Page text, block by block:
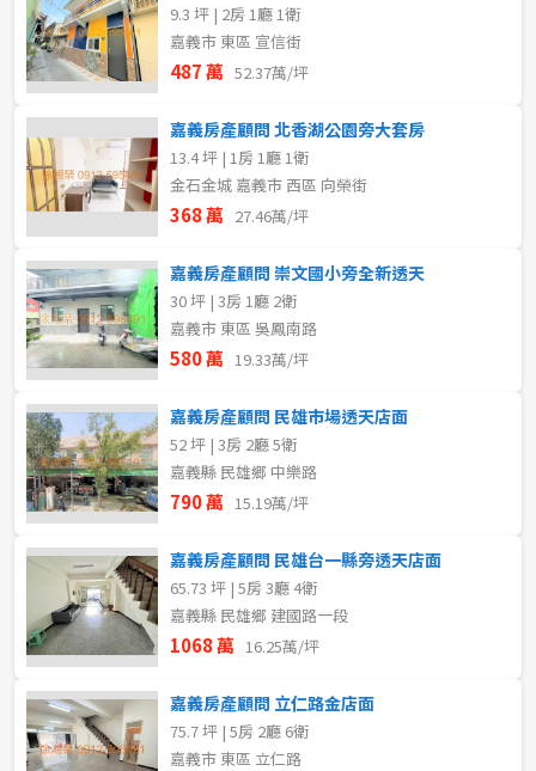
9.3 坪 | 2房 1廳 1衛
嘉義市 東區 宣信街
487 萬 52.37萬/坪
嘉義房產顧問 北香湖公園旁大套房
13.4 坪 | 1房 1廳 1衛
金石金城 嘉義市 西區 向榮街
368 萬 27.46萬/坪
嘉義房產顧問 崇文國小旁全新透天
30 坪 | 3房 1廳 2衛
嘉義市 東區 吳鳳南路
580 萬 19.33萬/坪
嘉義房產顧問 民雄市場透天店面
52 坪 | 3房 2廳 5衛
嘉義縣 民雄鄉 中樂路
790 萬 15.19萬/坪
嘉義房產顧問 民雄台一縣旁透天店面
65.73 坪 | 5房 3廳 4衛
嘉義縣 民雄鄉 建國路一段
1068 萬 16.25萬/坪
嘉義房產顧問 立仁路金店面
75.7 坪 | 5房 2廳 6衛
嘉義市 東區 立仁路